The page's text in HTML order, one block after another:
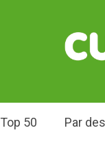
Top 50 Par